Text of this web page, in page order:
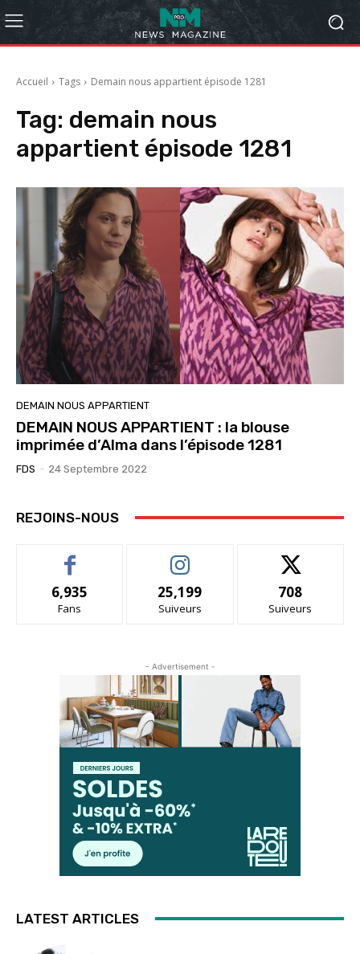
Accueil Tags Demain nous appartient épisode 1281
Tag: demain nous
appartient épisode 1281
DEMAIN NOUS APPARTIENT
DEMAIN NOUS APPARTIENT : la blouse
imprimée d’Alma dans l’épisode 1281
FDS - 24 Septembre 2022
REJOINS-NOUS
6,935
Fans
25,199
Suiveurs
708
Suiveurs
- Advertisement -
LATEST ARTICLES